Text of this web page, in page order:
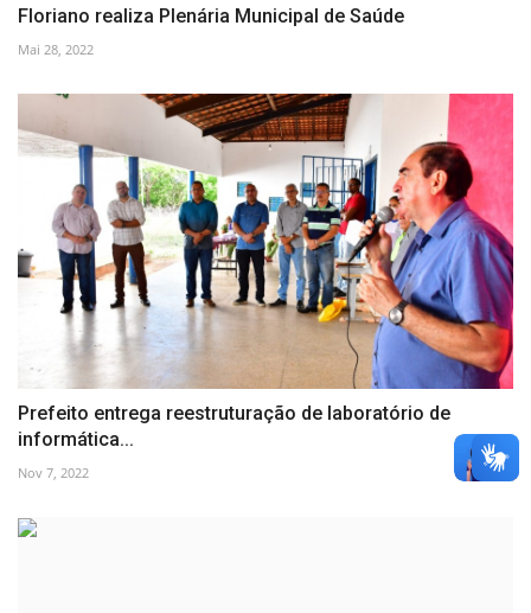
Floriano realiza Plenária Municipal de Saúde
Mai 28, 2022
Prefeito entrega reestruturação de laboratório de
informática...
Nov 7, 2022